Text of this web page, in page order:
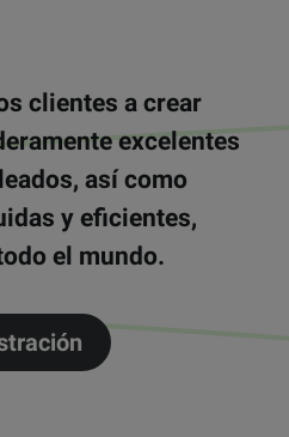
clientes a crear
excelentes
así como
y eficientes,
el mundo.